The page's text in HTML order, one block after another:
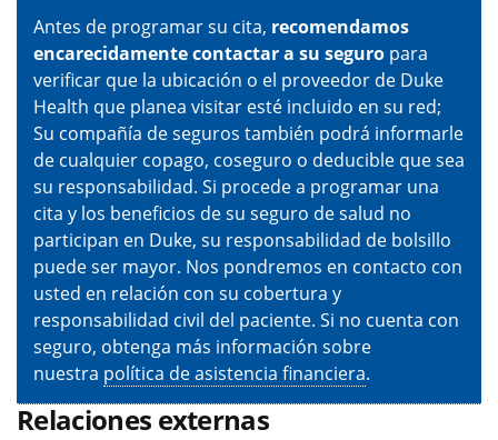
Antes de programar su cita, recomendamos
encarecidamente contactar a su seguro para
verificar que la ubicación o el proveedor de Duke
Health que planea visitar esté incluido en su red;
Su compañía de seguros también podrá informarle
de cualquier copago, coseguro o deducible que sea
su responsabilidad. Si procede a programar una
cita y los beneficios de su seguro de salud no
participan en Duke, su responsabilidad de bolsillo
puede ser mayor. Nos pondremos en contacto con
usted en relación con su cobertura y
responsabilidad civil del paciente. Si no cuenta con
seguro, obtenga más información sobre
nuestra política de asistencia financiera.
Relaciones externas